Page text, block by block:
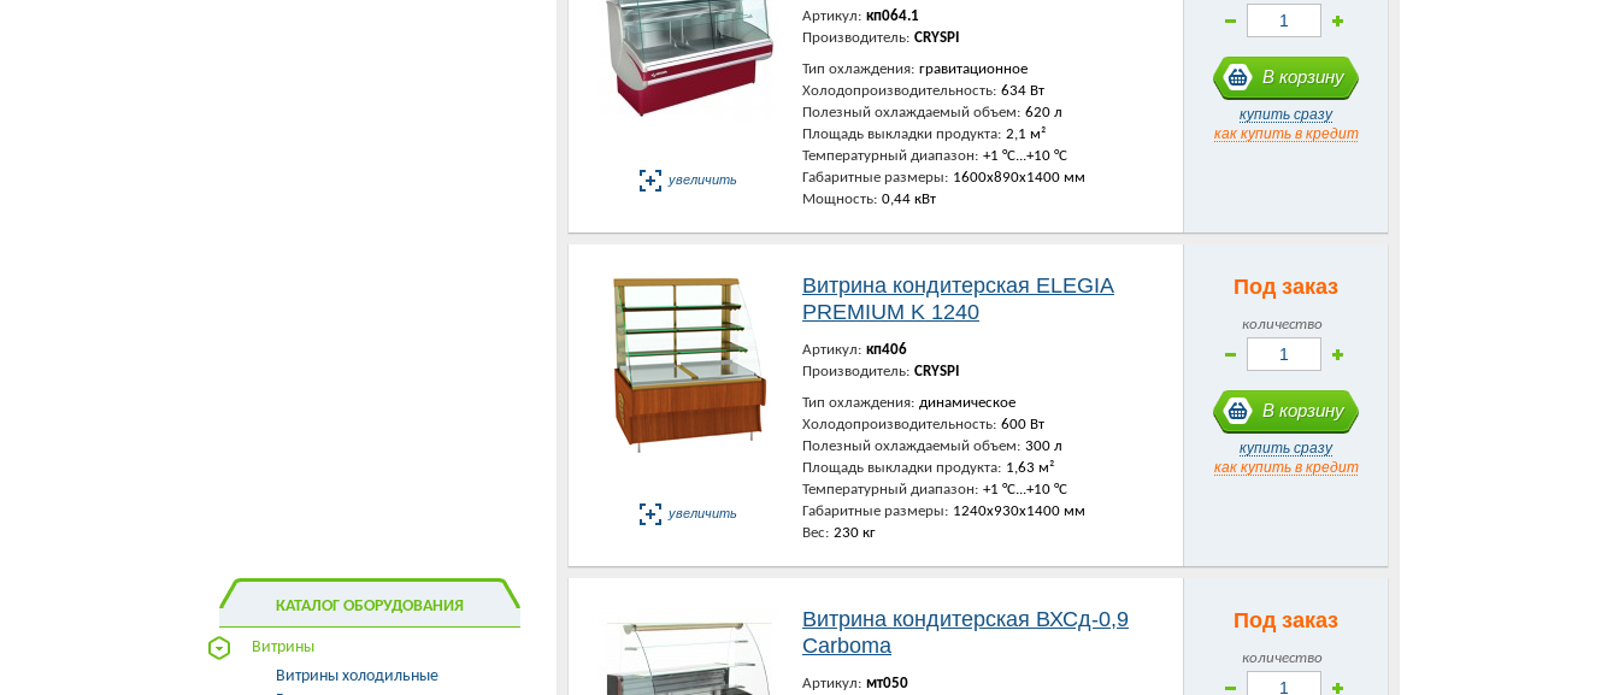
увеличить
Артикул: кп064.1
Производитель: CRYSPI
Тип охлаждения: гравитационное
Холодопроизводительность: 634 Вт
Полезный охлаждаемый объем: 620 л
Площадь выкладки продукта: 2,1 м²
Температурный диапазон: +1 °C...+10 °C
Габаритные размеры: 1600х890х1400 мм
Мощность: 0,44 кВт
В корзину
купить сразу
как купить в кредит
увеличить
Витрина кондитерская ELEGIA
PREMIUM K 1240
Артикул: кп406
Производитель: CRYSPI
Тип охлаждения: динамическое
Холодопроизводительность: 600 Вт
Полезный охлаждаемый объем: 300 л
Площадь выкладки продукта: 1,63 м²
Температурный диапазон: +1 °C...+10 °C
Габаритные размеры: 1240х930х1400 мм
Вес: 230 кг
Под заказ
количество
В корзину
купить сразу
как купить в кредит
Витрина кондитерская ВХСд-0,9
Carboma
Артикул: мт050
Под заказ
количество
КАТАЛОГ ОБОРУДОВАНИЯ
Витрины
Витрины холодильные